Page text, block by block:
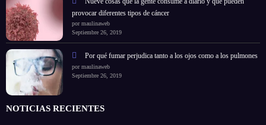
provocar diferentes tipos de cáncer
por maulinaweb
Septiembre 26, 2019
Por qué fumar perjudica tanto a los ojos como a los pulmones
por maulinaweb
Septiembre 26, 2019
NOTICIAS RECIENTES